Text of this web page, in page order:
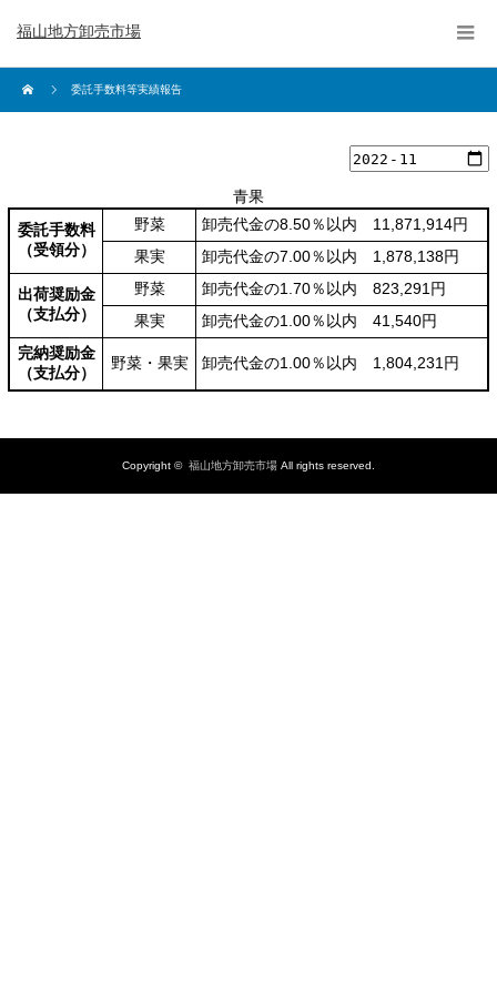
福山地方卸売市場
委託手数料等実績報告
青果
委託手数料
（受領分）
野菜
卸売代金の8.50％以内 11,871,914円
果実
卸売代金の7.00％以内 1,878,138円
出荷奨励金
（支払分）
野菜
卸売代金の1.70％以内 823,291円
果実
卸売代金の1.00％以内 41,540円
完納奨励金
（支払分）
野菜・果実 卸売代金の1.00％以内 1,804,231円
Copyright © 福山地方卸売市場 All rights reserved.